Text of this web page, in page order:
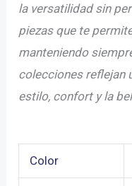
la versatilidad sin
piezas que te
manteniendo
colecciones reflejan
estilo, confort y la
Color